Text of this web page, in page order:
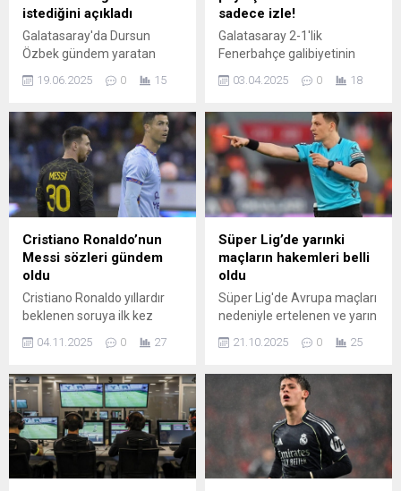
istediğini açıkladı
Galatasaray'da Dursun
Özbek gündem yaratan
açıklamar yaptı. Özbek'in
gerek teknik konular
detaylara dair kullandığı
ifadeler sarı-kırmızılı
kulübün yol haritasını da
gözler önüne serdi. 6.
YILDIZI YALANLADI “Onlar 4.
yıldızı ...
19.06.2025 0 15
sadece izle!
Galatasaray 2-1'lik
Fenerbahçe galibiyetinin
ardından yaptığı paylaşımda
Acun Ilıcalı'nın Osimhen'e
'Dokunma sadece izle'
yazdı.
03.04.2025 0 18
Cristiano Ronaldo’nun
Messi sözleri gündem
oldu
Cristiano Ronaldo yıllardır
beklenen soruya ilk kez
"Messi mi, Ronaldo mu?"
benden daha iyi olduğu
görüşüne katılmıyorum."
dedi.
04.11.2025 0 27
Süper Lig’de yarınki
maçların hakemleri belli
oldu
Süper Lig'de Avrupa maçları
nedeniyle ertelenen ve yarın
hakemleri açıklandı. Ligde 3.
Beşiktaş ve Çaykur
Rizespor-Başakşehir
maçları ertelenmişti.
KONYASPOR-BEŞİKTAŞ
MAÇINA OZAN ERGÜN
Türkiye Futbol ...
21.10.2025 0 25